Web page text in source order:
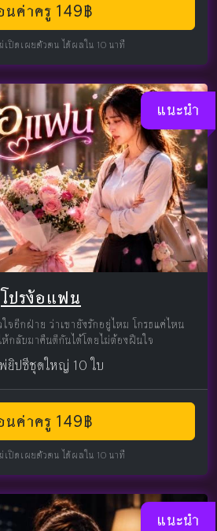
นค่าครู 149฿
ปิดเผยตัวตน ได้ผลใน 10 นาที
แนะนำ
โปรง้อแฟน
จอีกฝ่าย ว่าเขายังรักอยู่ไหม โกรธแค่ไหน
ห้กลับมาคืนดีกันได้โดยไม่ต้องฝืนใจ
ยิปซีชุดใหญ่ 10 ใบ
นค่าครู 149฿
ปิดเผยตัวตน ได้ผลใน 10 นาที
แนะนำ